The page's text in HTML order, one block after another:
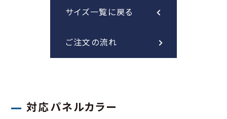
サイズ一覧に戻る
ご注文の流れ
対応パネルカラー